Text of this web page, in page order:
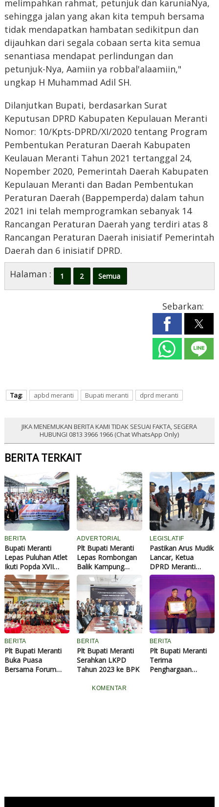
melimpahkan rahmat, petunjuk dan karuniaNya,
sehingga jalan yang akan kita tempuh bersama
tidak mendapatkan hambatan sedikitpun dan
dijauhkan dari segala cobaan serta kita semua
senantiasa mendapat perlindungan dan
petunjuk-Nya, Aamiin ya robbal'alaamiin,"
ungkap H Muhammad Adil SH.
Dilanjutkan Bupati, berdasarkan Surat
Keputusan DPRD Kabupaten Kepulauan Meranti
Nomor: 10/Kpts-DPRD/XI/2020 tentang Program
Pembentukan Peraturan Daerah Kabupaten
Keulauan Meranti Tahun 2021 tertanggal 24,
Nopember 2020, Pemerintah Daerah Kabupaten
Kepulauan Meranti dan Badan Pembentukan
Peraturan Daerah (Bappemperda) dalam tahun
2021 ini telah memprogramkan sebanyak 14
Rancangan Peraturan Daerah yang terdiri atas 8
Rancangan Peraturan Daerah inisiatif Pemerintah
Daerah dan 6 inisiatif DPRD.
Halaman :
1 2 Semua
Sebarkan:
Tag: apbd meranti Bupati meranti dprd meranti
JIKA MENEMUKAN BERITA KAMI TIDAK SESUAI FAKTA, SEGERA
HUBUNGI 0813 3966 1966 (Chat WhatsApp Only)
BERITA TERKAIT
BERITA
Bupati Meranti
Lepas Puluhan Atlet
Ikuti Popda XVII
Provinsi Riau
ADVERTORIAL
Plt Bupati Meranti
Lepas Rombongan
Balik Kampung
Bersama PPMPB
LEGISLATIF
Pastikan Arus Mudik
Lancar, Ketua
DPRD Meranti
Kunjungi Pelabuhan
Selatpanjang
BERITA
Plt Bupati Meranti
Buka Puasa
Bersama Forum
BERITA
Plt Bupati Meranti
Serahkan LKPD
Tahun 2023 ke BPK
BERITA
Plt Bupati Meranti
Terima
Penghargaan
KOMENTAR